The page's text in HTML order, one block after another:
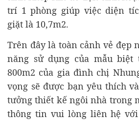
trí 1 phòng giúp việc diện
giặt là 10,7m2.
Trên đây là toàn cảnh vẻ đẹp
năng sử dụng của mẫu
800m2 của gia đình chị
vọng sẽ được bạn yêu thích
tưởng thiết kế ngôi nhà trong
thông tin vui lòng liên hệ